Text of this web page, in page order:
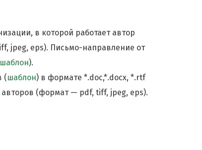
в которой работает автор
jpeg, eps). Письмо-направление от
шаблон).
(шаблон) в формате *.doc,*.docx, *.rtf
(формат — pdf, tiff, jpeg, eps).